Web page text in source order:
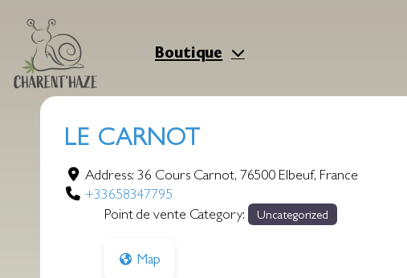
contenu
Boutique
LE CARNOT
Address:36 Cours Carnot, 76500 Elbeuf, France
+33658347795
Point de vente Category:
Uncategorized
Map